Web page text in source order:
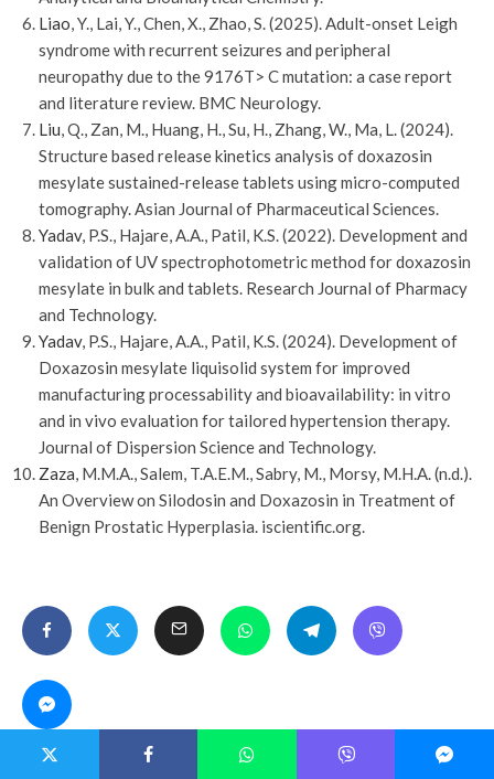
Liao, Y., Lai, Y., Chen, X., Zhao, S. (2025). Adult-onset Leigh
syndrome with recurrent seizures and peripheral
neuropathy due to the 9176T> C mutation: a case report
and literature review. BMC Neurology.
Liu, Q., Zan, M., Huang, H., Su, H., Zhang, W., Ma, L. (2024).
Structure based release kinetics analysis of doxazosin
mesylate sustained-release tablets using micro-computed
tomography. Asian Journal of Pharmaceutical Sciences.
Yadav, P.S., Hajare, A.A., Patil, K.S. (2022). Development and
validation of UV spectrophotometric method for doxazosin
mesylate in bulk and tablets. Research Journal of Pharmacy
and Technology.
Yadav, P.S., Hajare, A.A., Patil, K.S. (2024). Development of
Doxazosin mesylate liquisolid system for improved
manufacturing processability and bioavailability: in vitro
and in vivo evaluation for tailored hypertension therapy.
Journal of Dispersion Science and Technology.
Zaza, M.M.A., Salem, T.A.E.M., Sabry, M., Morsy, M.H.A. (n.d.).
An Overview on Silodosin and Doxazosin in Treatment of
Benign Prostatic Hyperplasia. iscientific.org.